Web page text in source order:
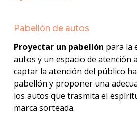
Pabellón de autos
Proyectar un pabellón para la
autos y un espacio de atención
captar la atención del público
pabellón y proponer una
los autos que trasmita el
marca sorteada.